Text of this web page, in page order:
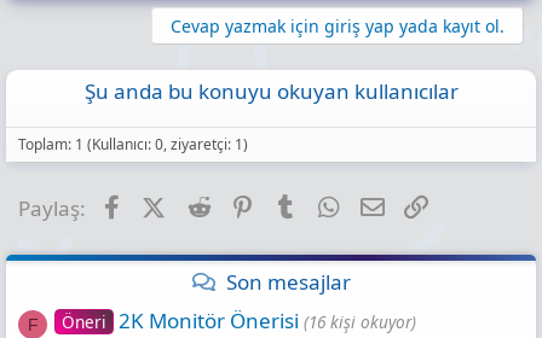
Cevap yazmak için giriş yap yada kayıt ol.
Şu anda bu konuyu okuyan kullanıcılar
Toplam: 1 (Kullanıcı: 0, ziyaretçi: 1)
Paylaş: FacebookX (Twitter)
Reddit PinterestTumblr WhatsApp
E-posta
Son mesajlar
F Öneri 2K Monitör Önerisi (16 kişi okuyor)